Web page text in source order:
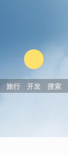
旅行 开发 搜索